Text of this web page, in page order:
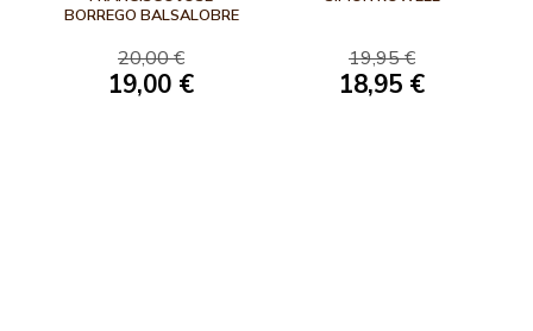
NÁUTICAS
BORREGO BALSALOBRE
20,00 €
19,00 €
19,95 €
18,95 €